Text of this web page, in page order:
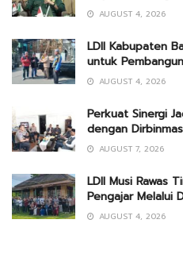
AUGUST 4, 2026
LDII Kabupaten
untuk
AUGUST 4, 2026
Perkuat Sinergi
dengan
AUGUST 7, 2026
LDII Musi Rawas
Pengajar Melalui
AUGUST 4, 2026